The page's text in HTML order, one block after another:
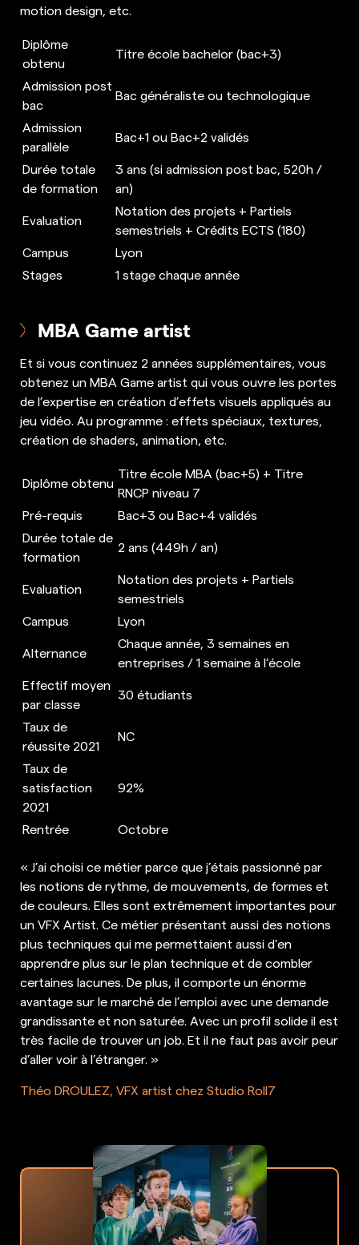
motion design, etc.
Diplôme
obtenu
Titre école bachelor (bac+3)
Admission post
bac
Bac généraliste ou technologique
Admission
parallèle
Bac+1 ou Bac+2 validés
Durée totale
de formation
3 ans (si admission post bac, 520h /
an)
Evaluation
Notation des projets + Partiels
semestriels + Crédits ECTS (180)
Campus
Lyon
Stages
1 stage chaque année
MBA Game artist
Et si vous continuez 2 années supplémentaires, vous
obtenez un MBA Game artist qui vous ouvre les portes
de l’expertise en création d’effets visuels appliqués au
jeu vidéo. Au programme : effets spéciaux, textures,
création de shaders, animation, etc.
Diplôme obtenu
Titre école MBA (bac+5) + Titre
RNCP niveau 7
Pré-requis
Bac+3 ou Bac+4 validés
Durée totale de
formation
2 ans (449h / an)
Evaluation
Notation des projets + Partiels
semestriels
Campus
Lyon
Alternance
Chaque année, 3 semaines en
entreprises / 1 semaine à l’école
Effectif moyen
par classe
30 étudiants
Taux de
réussite 2021
NC
Taux de
satisfaction
2021
92%
Rentrée Octobre
« J’ai choisi ce métier parce que j’étais passionné par
les notions de rythme, de mouvements, de formes et
de couleurs. Elles sont extrêmement importantes pour
un VFX Artist. Ce métier présentant aussi des notions
plus techniques qui me permettaient aussi d’en
apprendre plus sur le plan technique et de combler
certaines lacunes. De plus, il comporte un énorme
avantage sur le marché de l’emploi avec une demande
grandissante et non saturée. Avec un profil solide il est
très facile de trouver un job. Et il ne faut pas avoir peur
d’aller voir à l’étranger. »
Théo DROULEZ, VFX artist chez Studio Roll7